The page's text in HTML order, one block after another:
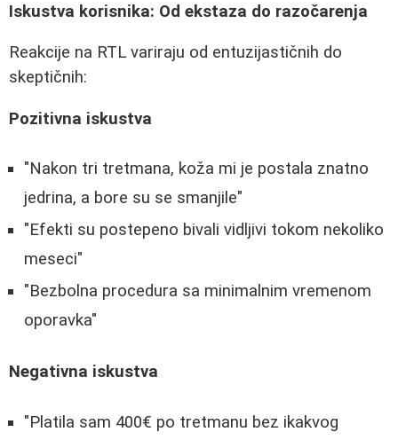
Iskustva korisnika: Od ekstaza do razočarenja
Reakcije na RTL variraju od entuzijastičnih do
skeptičnih:
Pozitivna iskustva
"Nakon tri tretmana, koža mi je postala znatno
jedrina, a bore su se smanjile"
"Efekti su postepeno bivali vidljivi tokom nekoliko
meseci"
"Bezbolna procedura sa minimalnim vremenom
oporavka"
Negativna iskustva
"Platila sam 400€ po tretmanu bez ikakvog